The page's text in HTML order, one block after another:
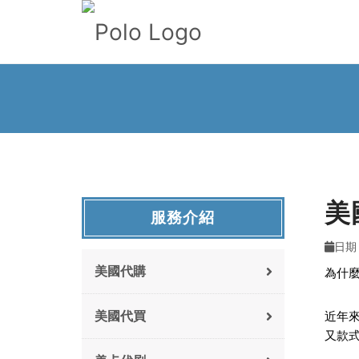
美
日
為什
近年
又款
服務介紹
美國代購
美國代買